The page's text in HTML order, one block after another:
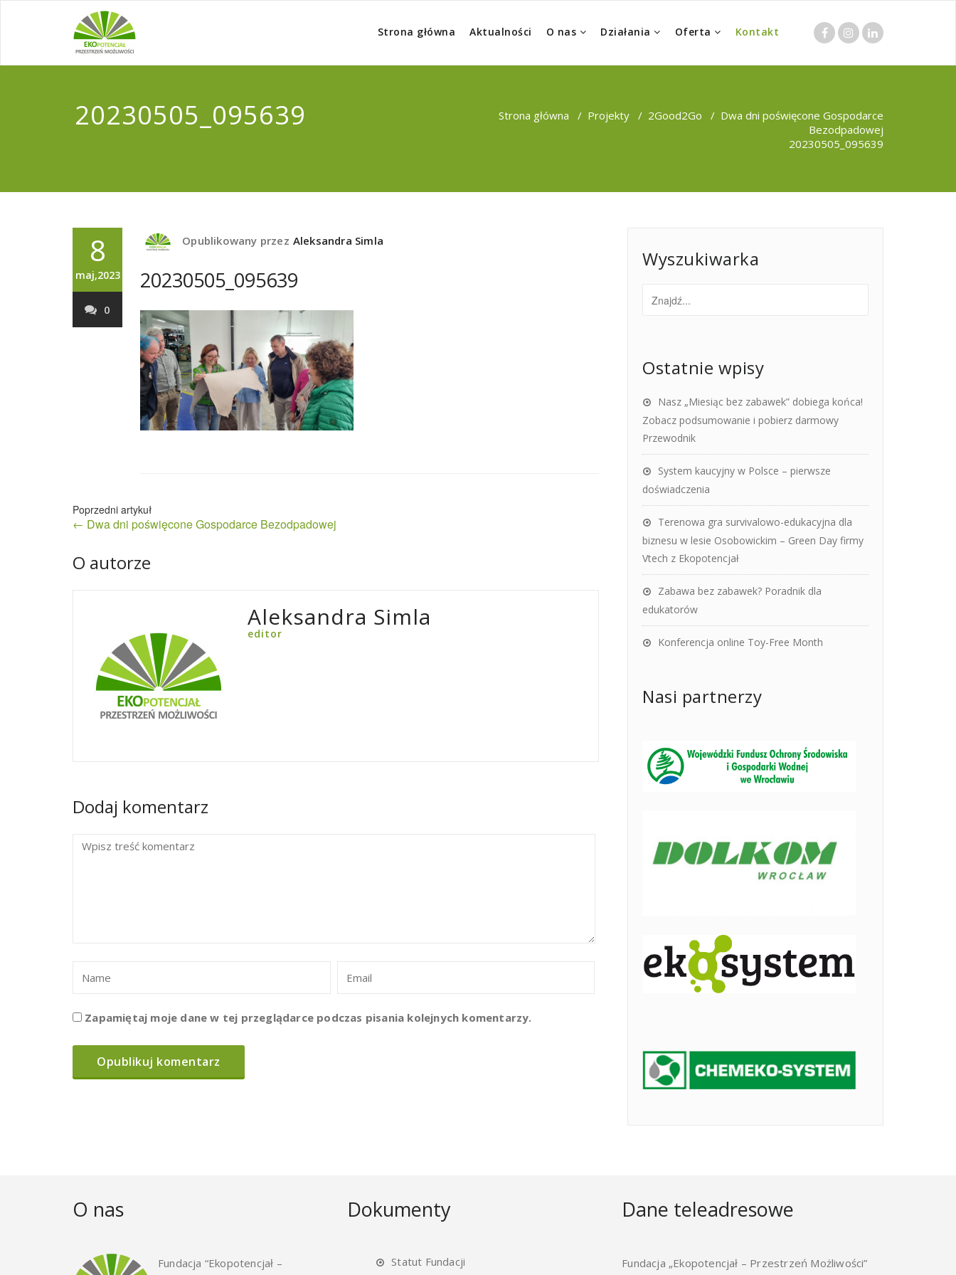
Strona główna Aktualności O nas Działania Oferta Kontakt
20230505_095639 Strona główna / Projekty / 2Good2Go / Dwa dni poświęcone Gospodarce
Bezodpadowej
20230505_095639
8
maj,2023
0
Opublikowany przez Aleksandra Simla
20230505_095639
Nawigacja
wpisu
← Dwa dni poświęcone Gospodarce Bezodpadowej
O autorze
Aleksandra Simla
editor
Dodaj komentarz
Zapamiętaj moje dane w tej przeglądarce podczas pisania kolejnych komentarzy.
Wyszukiwarka
Ostatnie wpisy
Nasz „Miesiąc bez zabawek” dobiega końca!
Zobacz podsumowanie i pobierz darmowy
Przewodnik
System kaucyjny w Polsce – pierwsze
doświadczenia
Terenowa gra survivalowo-edukacyjna dla
biznesu w lesie Osobowickim – Green Day firmy
Vtech z Ekopotencjał
Zabawa bez zabawek? Poradnik dla
edukatorów
Konferencja online Toy-Free Month
Nasi partnerzy
O nas
Fundacja “Ekopotencjał –
Dokumenty
Statut Fundacji
Dane teleadresowe
Fundacja „Ekopotencjał – Przestrzeń Możliwości”